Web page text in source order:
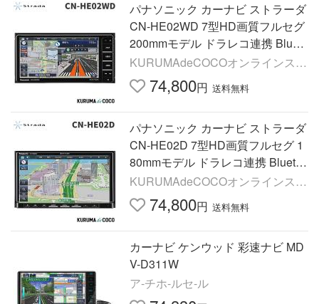
パナソニック カーナビ ストラーダ
CN-HE02WD 7型HD画質フルセグ
200mmモデル ドラレコ連携 Bluet
ooth搭載
KURUMAdeCOCOオンラインスト
ア 74,800円 送料無料
パナソニック カーナビ ストラーダ
CN-HE02D 7型HD画質フルセグ 1
80mmモデル ドラレコ連携 Blueto
oth搭載
KURUMAdeCOCOオンラインスト
ア 74,800円 送料無料
カーナビ ケンウッド 彩速ナビ MD
V-D311W
ア-チホ-ルセ-ル